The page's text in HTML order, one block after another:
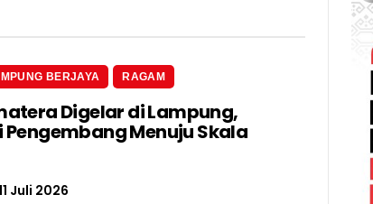
BERJAYA RAGAM
Digelar di Lampung,
Pengembang Menuju Skala
Juli 2026